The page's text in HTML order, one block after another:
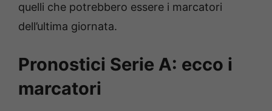
quelli che potrebbero essere i marcatori
dell’ultima giornata.
Pronostici Serie A: ecco i
marcatori